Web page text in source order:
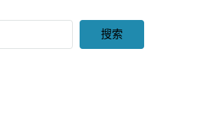
搜索